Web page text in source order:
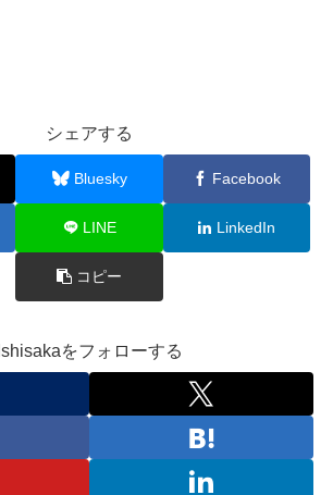
シェアする
Bluesky Facebook
LINE LinkedIn
コピー
Ishisakaをフォローする